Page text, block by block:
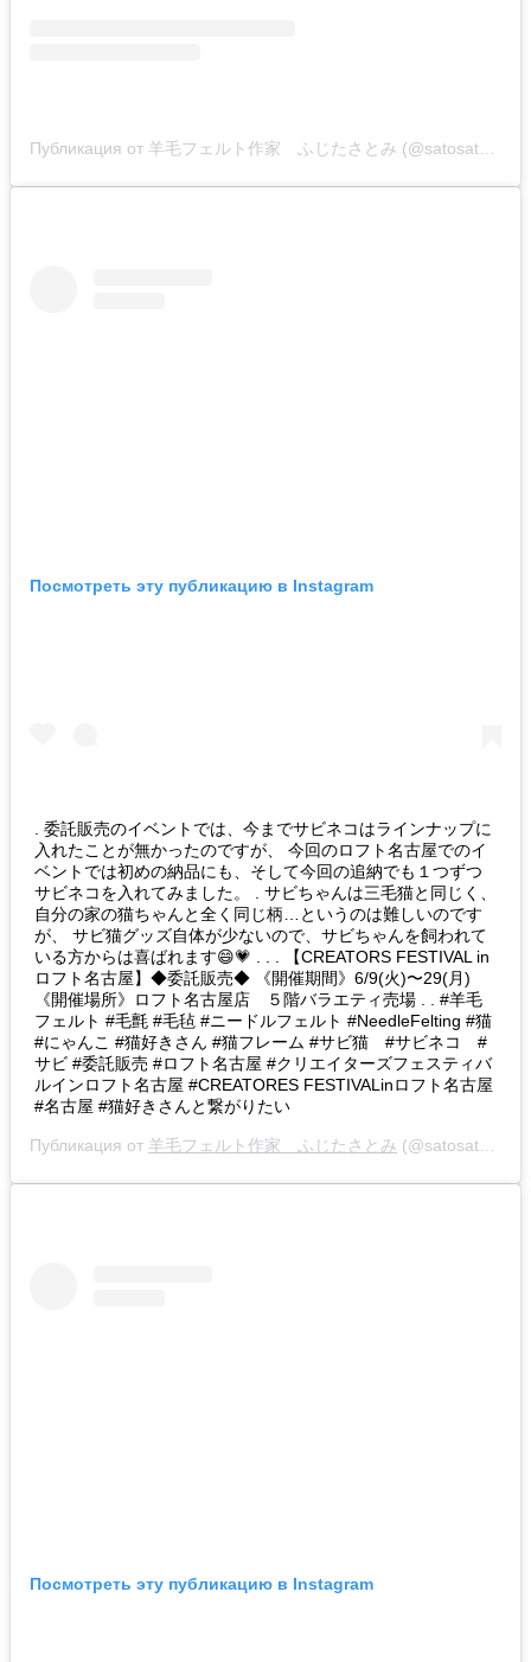
Публикация от 羊毛フェルト作家 ふじたさとみ (@satosatoyoumouclub)
Посмотреть эту публикацию в Instagram
. 委託販売のイベントでは、今までサビネコはラインナップに
入れたことが無かったのですが、 今回のロフト名古屋でのイ
ベントでは初めの納品にも、そして今回の追納でも１つずつ
サビネコを入れてみました。 . サビちゃんは三毛猫と同じく、
自分の家の猫ちゃんと全く同じ柄…というのは難しいのです
が、 サビ猫グッズ自体が少ないので、サビちゃんを飼われて
いる方からは喜ばれます😄💗 . . . 【CREATORS FESTIVAL in
ロフト名古屋】◆委託販売◆ 《開催期間》6/9(火)〜29(月)
《開催場所》ロフト名古屋店 ５階バラエティ売場 . . #羊毛
フェルト #毛氈 #毛毡 #ニードルフェルト #NeedleFelting #猫
#にゃんこ #猫好きさん #猫フレーム #サビ猫 #サビネコ #
サビ #委託販売 #ロフト名古屋 #クリエイターズフェスティバ
ルインロフト名古屋 #CREATORES FESTIVALinロフト名古屋
#名古屋 #猫好きさんと繋がりたい
Публикация от 羊毛フェルト作家 ふじたさとみ (@satosatoyoumouclub)
Посмотреть эту публикацию в Instagram